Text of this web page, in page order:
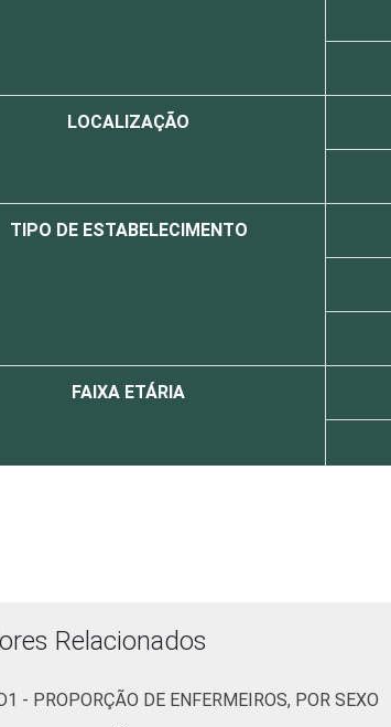
LOCALIZAÇÃO
TIPO DE ESTABELECIMENTO
FAIXA ETÁRIA
NIC.br - fev 2013 / ago 2013
Relacionados
D1 - PROPORÇÃO DE ENFERMEIROS, POR SEXO